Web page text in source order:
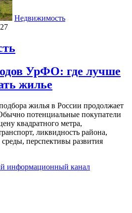
Недвижимость
УрФО: где лучше
жилье
жилья в России продолжает
потенциальные покупатели
квадратного метра,
ликвидность района,
среды, перспективы развития
информационный канал